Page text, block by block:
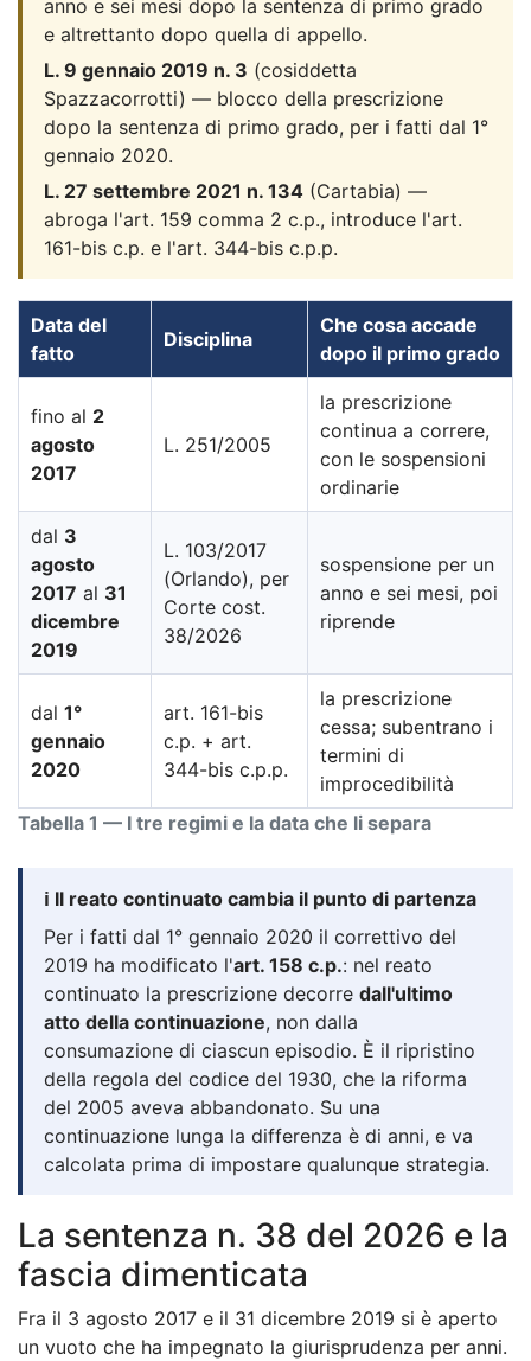
anno e sei mesi dopo la sentenza di primo grado
e altrettanto dopo quella di appello.
L. 9 gennaio 2019 n. 3 (cosiddetta
Spazzacorrotti) — blocco della prescrizione
dopo la sentenza di primo grado, per i fatti dal 1°
gennaio 2020.
L. 27 settembre 2021 n. 134 (Cartabia) —
abroga l'art. 159 comma 2 c.p., introduce l'art.
161-bis c.p. e l'art. 344-bis c.p.p.
Tabella 1 — I tre regimi e la data che li separa
Data del
fatto
Disciplina
Che cosa accade
dopo il primo grado
fino al 2
agosto
2017
L. 251/2005
la prescrizione
continua a correre,
con le sospensioni
ordinarie
dal 3
agosto
2017 al 31
dicembre
2019
L. 103/2017
(Orlando), per
Corte cost.
38/2026
sospensione per un
anno e sei mesi, poi
riprende
dal 1°
gennaio
2020
art. 161-bis
c.p. + art.
344-bis c.p.p.
la prescrizione
cessa; subentrano i
termini di
improcedibilità
ℹ️ Il reato continuato cambia il punto di partenza
Per i fatti dal 1° gennaio 2020 il correttivo del
2019 ha modificato l'art. 158 c.p.: nel reato
continuato la prescrizione decorre dall'ultimo
atto della continuazione, non dalla
consumazione di ciascun episodio. È il ripristino
della regola del codice del 1930, che la riforma
del 2005 aveva abbandonato. Su una
continuazione lunga la differenza è di anni, e va
calcolata prima di impostare qualunque strategia.
La sentenza n. 38 del 2026 e la
fascia dimenticata
Fra il 3 agosto 2017 e il 31 dicembre 2019 si è aperto
un vuoto che ha impegnato la giurisprudenza per anni.